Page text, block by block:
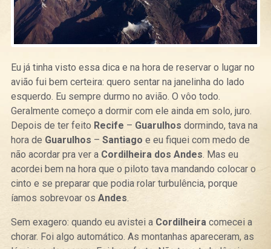
Eu já tinha visto essa dica e na hora de reservar o lugar no
avião fui bem certeira: quero sentar na janelinha do lado
esquerdo. Eu sempre durmo no avião. O vôo todo.
Geralmente começo a dormir com ele ainda em solo, juro.
Depois de ter feito Recife – Guarulhos dormindo, tava na
hora de Guarulhos – Santiago e eu fiquei com medo de
não acordar pra ver a Cordilheira dos Andes. Mas eu
acordei bem na hora que o piloto tava mandando colocar o
cinto e se preparar que podia rolar turbulência, porque
íamos sobrevoar os Andes.
Sem exagero: quando eu avistei a Cordilheiracomecei a
chorar. Foi algo automático. As montanhas apareceram, as